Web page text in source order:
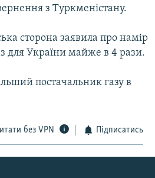
з Туркменістану.
сторона заявила про намір
для України майже в 4 рази.
постачальник газу в
без VPN Підписатись